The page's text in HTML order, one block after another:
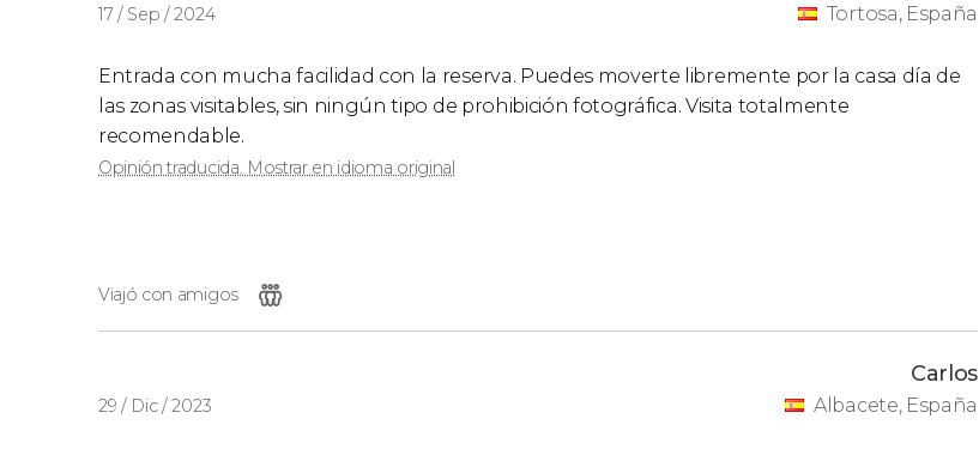
17 / Sep / 2024 Tortosa, España
Entrada con mucha facilidad con la reserva. Puedes moverte libremente por la casa día de
las zonas visitables, sin ningún tipo de prohibición fotográfica. Visita totalmente
recomendable.
Opinión traducida. Mostrar en idioma original
Viajó con amigos
29 / Dic / 2023
Carlos
Albacete, España